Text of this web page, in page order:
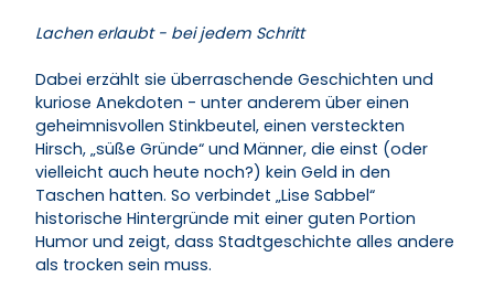
Lachen erlaubt - bei jedem Schritt
Dabei erzählt sie überraschende Geschichten und
kuriose Anekdoten - unter anderem über einen
geheimnisvollen Stinkbeutel, einen versteckten
Hirsch, „süße Gründe“ und Männer, die einst (oder
vielleicht auch heute noch?) kein Geld in den
Taschen hatten. So verbindet „Lise Sabbel“
historische Hintergründe mit einer guten Portion
Humor und zeigt, dass Stadtgeschichte alles andere
als trocken sein muss.